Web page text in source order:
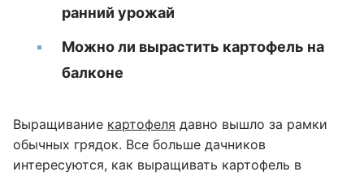
ранний урожай
Можно ли вырастить картофель на
балконе
Выращивание картофеля давно вышло за рамки
обычных грядок. Все больше дачников
интересуются, как выращивать картофель в